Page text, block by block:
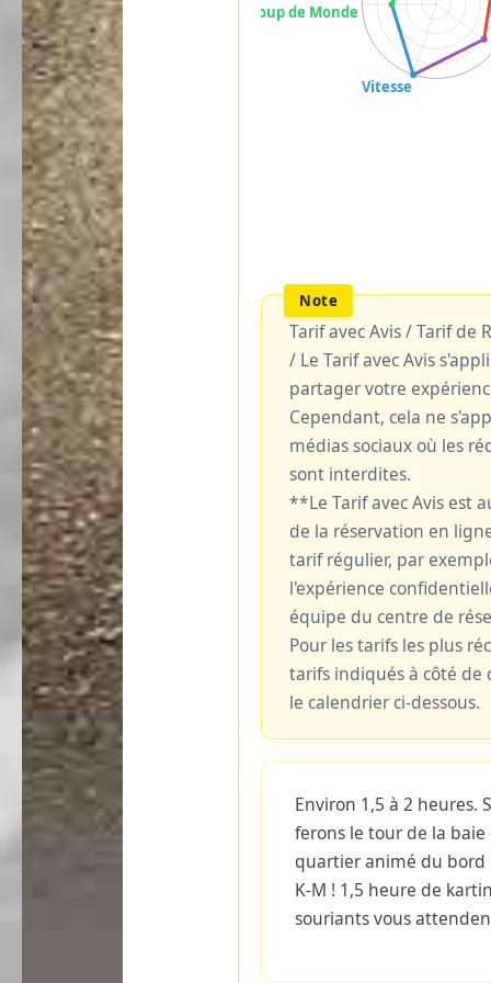
Tarif avec Avis / Tarif de
/ Le Tarif avec Avis
partager votre
Cependant, cela ne
médias sociaux où les
sont interdites.
**Le Tarif avec Avis est
de la réservation en
tarif régulier, par
l'expérience
équipe du centre de
Pour les tarifs les plus
tarifs indiqués à côté de
le calendrier ci-dessous.
Environ 1,5 à 2 heures.
ferons le tour de la baie
quartier animé du bord
K-M ! 1,5 heure de
souriants vous